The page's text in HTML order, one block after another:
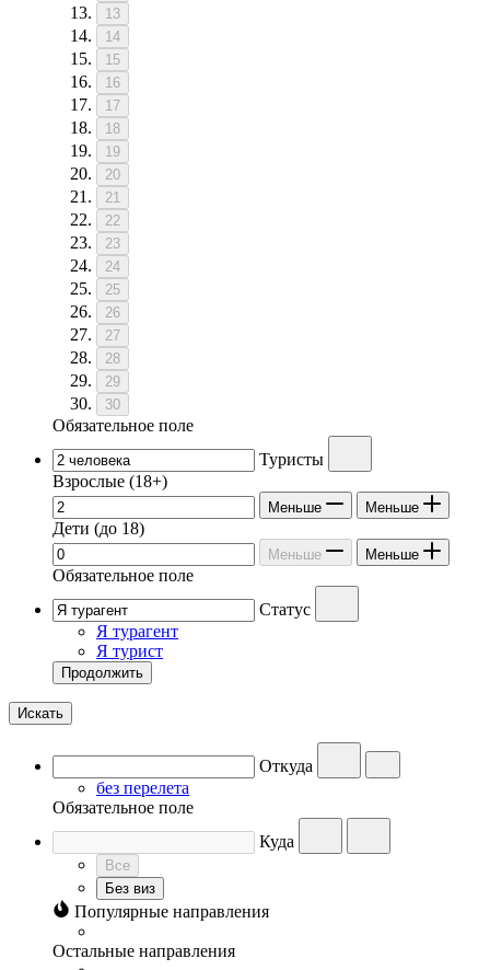
13
14
15
16
17
18
19
20
21
22
23
24
25
26
27
28
29
30
Обязательное поле
Туристы
Взрослые (18+)
Меньше Меньше
Дети (до 18)
Меньше Меньше
Обязательное поле
Статус
Я турагент
Я турист
Продолжить
Искать
Откуда
без перелета
Обязательное поле
Куда
Все
Без виз
Популярные направления
Остальные направления